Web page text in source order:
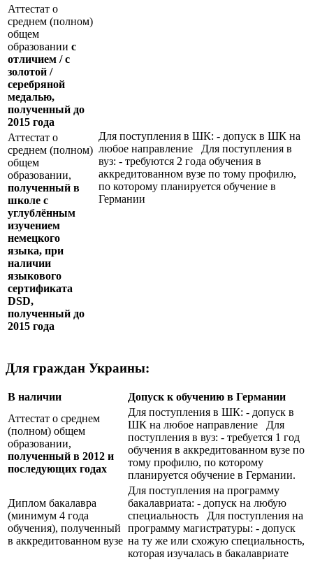
Аттестат о
среднем (полном)
общем
образовании с
отличием / с
золотой /
серебряной
медалью,
полученный до
2015 года
Для поступления в ШК: - допуск в ШК на
любое направление Для поступления в
вуз: - требуются 2 года обучения в
аккредитованном вузе по тому профилю,
по которому планируется обучение в
Германии
Аттестат о
среднем (полном)
общем
образовании,
полученный в
школе с
углублённым
изучением
немецкого
языка, при
наличии
языкового
сертификата
DSD,
полученный до
2015 года
Для граждан Украины:
В наличии
Допуск к обучению в Германии
Аттестат о среднем
(полном) общем
образовании,
полученный в 2012 и
последующих годах
Для поступления в ШК: - допуск в
ШК на любое направление Для
поступления в вуз: - требуется 1 год
обучения в аккредитованном вузе по
тому профилю, по которому
планируется обучение в Германии.
Диплом бакалавра
(минимум 4 года
обучения), полученный
в аккредитованном вузе
Для поступления на программу
бакалавриата: - допуск на любую
специальность Для поступления на
программу магистратуры: - допуск
на ту же или схожую специальность,
которая изучалась в бакалавриате